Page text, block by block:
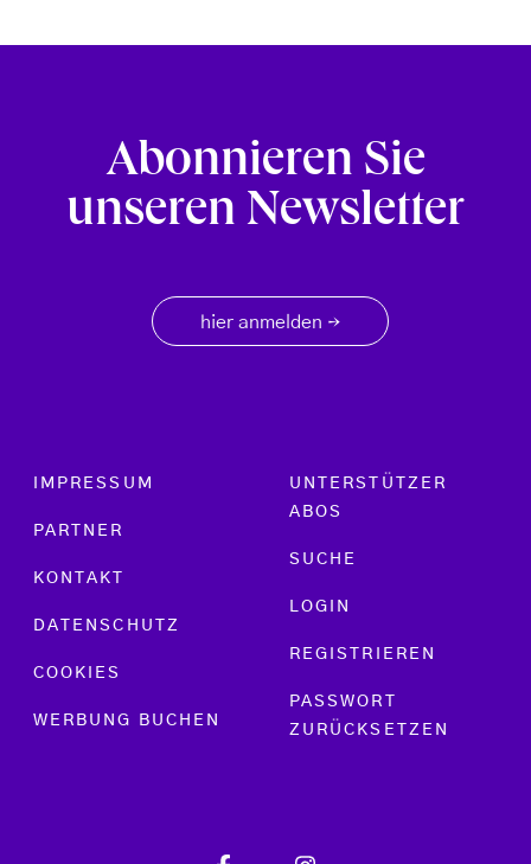
Abonnieren Sie
unseren Newsletter
hier anmelden →
Footer menu
IMPRESSUM
PARTNER
KONTAKT
DATENSCHUTZ
COOKIES
WERBUNG BUCHEN
UNTERSTÜTZER
ABOS
SUCHE
LOGIN
REGISTRIEREN
PASSWORT
ZURÜCKSETZEN